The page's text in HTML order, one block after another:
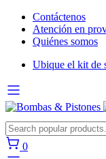
Contáctenos
Atención en
Quiénes somos
Ubique el kit de
0